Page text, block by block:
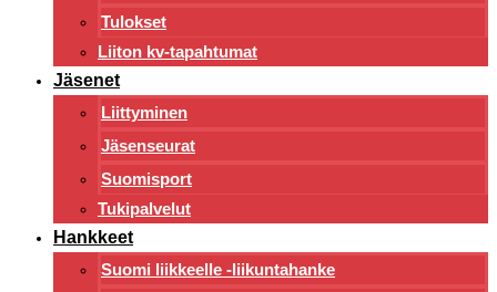
Tulokset
Liiton kv-tapahtumat
Jäsenet
Liittyminen
Jäsenseurat
Suomisport
Tukipalvelut
Hankkeet
Suomi liikkeelle -liikuntahanke